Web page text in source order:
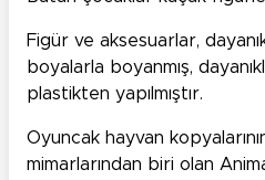
Figür ve aksesuarlar,
boyalarla boyanmış,
plastikten yapılmıştır.
Oyuncak hayvan
mimarlarından biri olan